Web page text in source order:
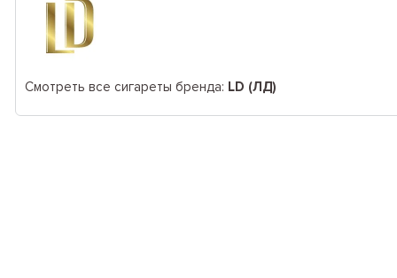
Смотреть все сигареты бренда: LD (ЛД)